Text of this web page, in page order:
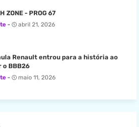
ZONE - PROG 67
abril 21, 2026
Renault entrou para a história ao
o BBB26
maio 11, 2026